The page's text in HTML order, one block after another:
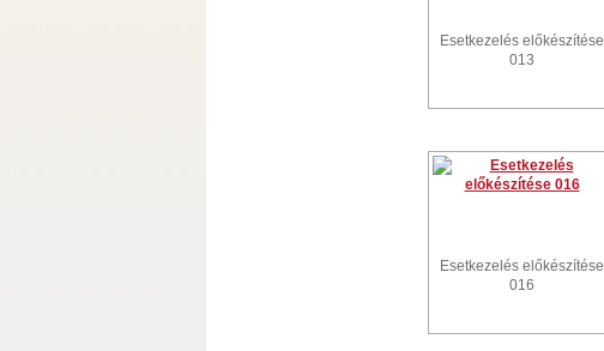
Esetkezelés előkészítése
013
Esetkezelés előkészítése
016